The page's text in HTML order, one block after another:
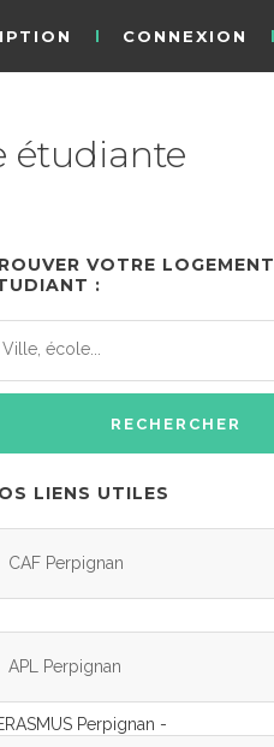
CONNEXION
étudiante
VOTRE LOGEMENT
:
LIENS UTILES
CAF Perpignan
APL Perpignan
Perpignan -